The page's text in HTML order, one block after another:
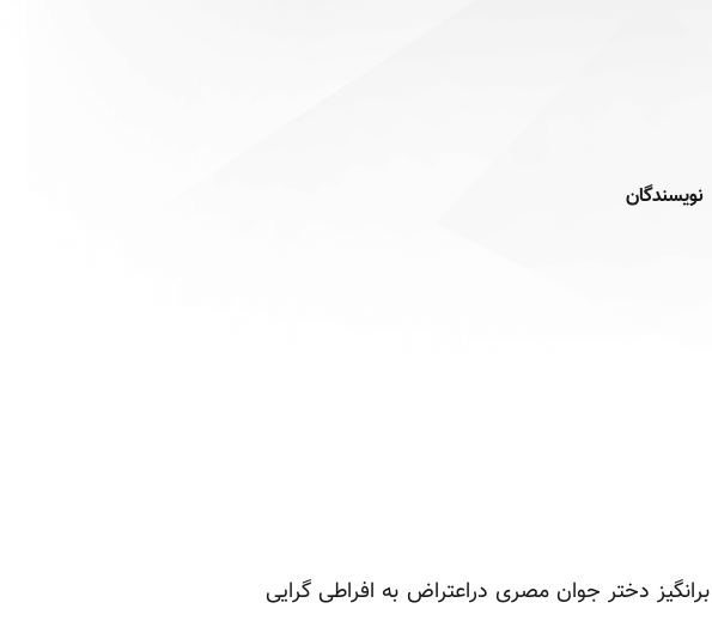
نویسندگان
دختر جوان مصری دراعتراض به افراطی گرایی